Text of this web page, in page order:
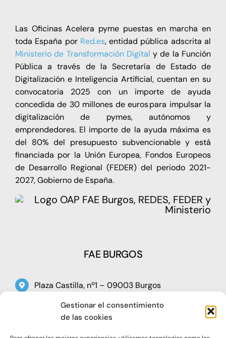
Gestionar el consentimiento
de las cookies
Las Oficinas Acelera pyme puestas en marcha en
toda España por Red.es, entidad pública adscrita al
Ministerio de Transformación Digital y de la Función
Pública a través de la Secretaría de Estado de
Digitalización e Inteligencia Artificial, cuentan en su
convocatoria 2025 con un importe de ayuda
concedida de 30 millones de euros para impulsar la
digitalización de pymes, autónomos y
emprendedores. El importe de la ayuda máxima es
del 80% del presupuesto subvencionable y está
financiada por la Unión Europea, Fondos Europeos
de Desarrollo Regional (FEDER) del periodo 2021-
2027, Gobierno de España.
FAE BURGOS
Plaza Castilla, nº1 – 09003 Burgos
Telf: 947 266 142
Fax: 947 273 797